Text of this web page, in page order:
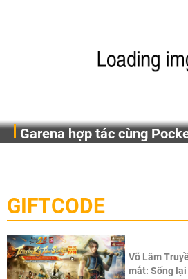
Garena hợp tác cùng
cầu, theo giấy phép chính thức từ
Pocketpair, Inc.
GIFTCODE
Võ Lâm
mắt: Sống